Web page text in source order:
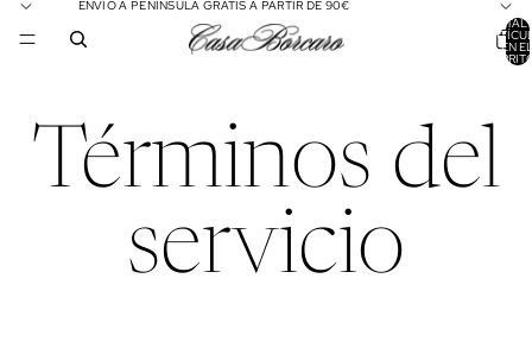
ENVÍO A PENÍNSULA GRATIS A PARTIR DE 90€
TOTAL
EN EL
Términos del
servicio